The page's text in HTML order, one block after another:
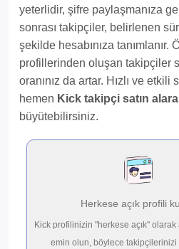
yeterlidir, şifre paylaşmanıza
sonrası takipçiler, belirlenen
şekilde hesabınıza tanımlanır.
profillerinden oluşan takipçiler
oranınız da artar. Hızlı ve
hemen Kick takipçi satın
büyütebilirsiniz.
Herkese açık profili
Kick profilinizin "herkese açık" olarak
emin olun, böylece takipçilerinizi